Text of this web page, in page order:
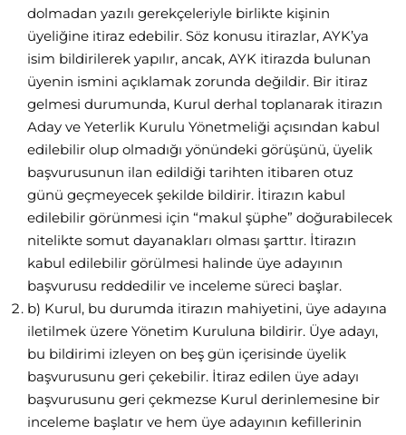
dolmadan yazılı gerekçeleriyle birlikte kişinin
üyeliğine itiraz edebilir. Söz konusu itirazlar, AYK’ya
isim bildirilerek yapılır, ancak, AYK itirazda bulunan
üyenin ismini açıklamak zorunda değildir. Bir itiraz
gelmesi durumunda, Kurul derhal toplanarak itirazın
Aday ve Yeterlik Kurulu Yönetmeliği açısından kabul
edilebilir olup olmadığı yönündeki görüşünü, üyelik
başvurusunun ilan edildiği tarihten itibaren otuz
günü geçmeyecek şekilde bildirir. İtirazın kabul
edilebilir görünmesi için “makul şüphe” doğurabilecek
nitelikte somut dayanakları olması şarttır. İtirazın
kabul edilebilir görülmesi halinde üye adayının
başvurusu reddedilir ve inceleme süreci başlar.
b) Kurul, bu durumda itirazın mahiyetini, üye adayına
iletilmek üzere Yönetim Kuruluna bildirir. Üye adayı,
bu bildirimi izleyen on beş gün içerisinde üyelik
başvurusunu geri çekebilir. İtiraz edilen üye adayı
başvurusunu geri çekmezse Kurul derinlemesine bir
inceleme başlatır ve hem üye adayının kefillerinin